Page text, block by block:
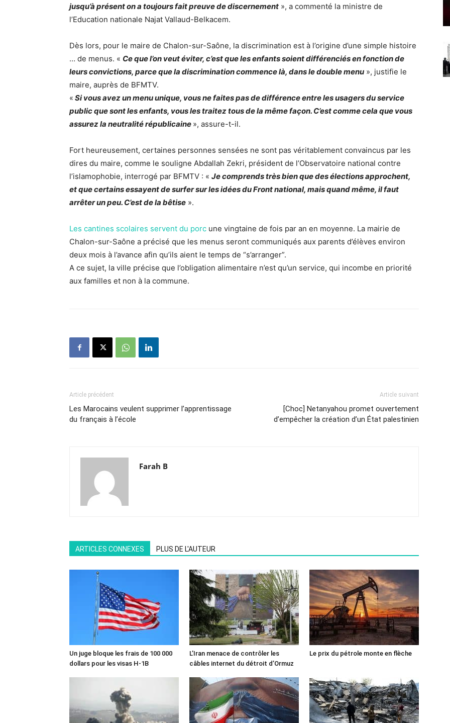
jusqu’à présent on a toujours fait preuve de discernement », a commenté la ministre de
l’Education nationale Najat Vallaud-Belkacem.
Dès lors, pour le maire de Chalon-sur-Saône, la discrimination est à l’origine d’une simple histoire
… de menus. « Ce que l’on veut éviter, c’est que les enfants soient différenciés en fonction de
leurs convictions, parce que la discrimination commence là, dans le double menu », justifie le
maire, auprès de BFMTV.
« Si vous avez un menu unique, vous ne faites pas de différence entre les usagers du service
public que sont les enfants, vous les traitez tous de la même façon. C’est comme cela que vous
assurez la neutralité républicaine », assure-t-il.
Fort heureusement, certaines personnes sensées ne sont pas véritablement convaincus par les
dires du maire, comme le souligne Abdallah Zekri, président de l’Observatoire national contre
l’islamophobie, interrogé par BFMTV : « Je comprends très bien que des élections approchent,
et que certains essayent de surfer sur les idées du Front national, mais quand même, il faut
arrêter un peu. C’est de la bêtise ».
Les cantines scolaires servent du porc une vingtaine de fois par an en moyenne. La mairie de
Chalon-sur-Saône a précisé que les menus seront communiqués aux parents d’élèves environ
deux mois à l’avance afin qu’ils aient le temps de “s’arranger”.
A ce sujet, la ville précise que l’obligation alimentaire n’est qu’un service, qui incombe en priorité
aux familles et non à la commune.
Article précédent
Les Marocains veulent supprimer l’apprentissage
du français à l’école
Article suivant
[Choc] Netanyahou promet ouvertement
d’empêcher la création d’un État palestinien
Farah B
ARTICLES CONNEXES PLUS DE L'AUTEUR
Un juge bloque les frais de 100 000
dollars pour les visas H-1B
L’Iran menace de contrôler les
câbles internet du détroit d’Ormuz
Le prix du pétrole monte en flèche